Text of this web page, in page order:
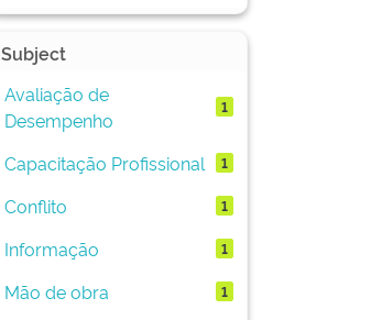
Subject
Avaliação de
Desempenho
1
Capacitação Profissional 1
Conflito 1
Informação 1
Mão de obra 1